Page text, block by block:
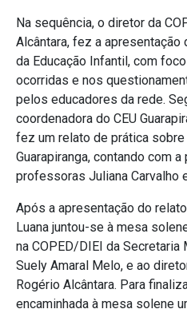
Na sequência, o diretor da
Alcântara, fez a apresentação
da Educação Infantil, com
ocorridas e nos
pelos educadores da rede.
coordenadora do CEU
fez um relato de prática sobre
Guarapiranga, contando com
professoras Juliana Carvalho
Após a apresentação do
Luana juntou-se à mesa
na COPED/DIEI da Secretaria
Suely Amaral Melo, e ao
Rogério Alcântara. Para
encaminhada à mesa solene